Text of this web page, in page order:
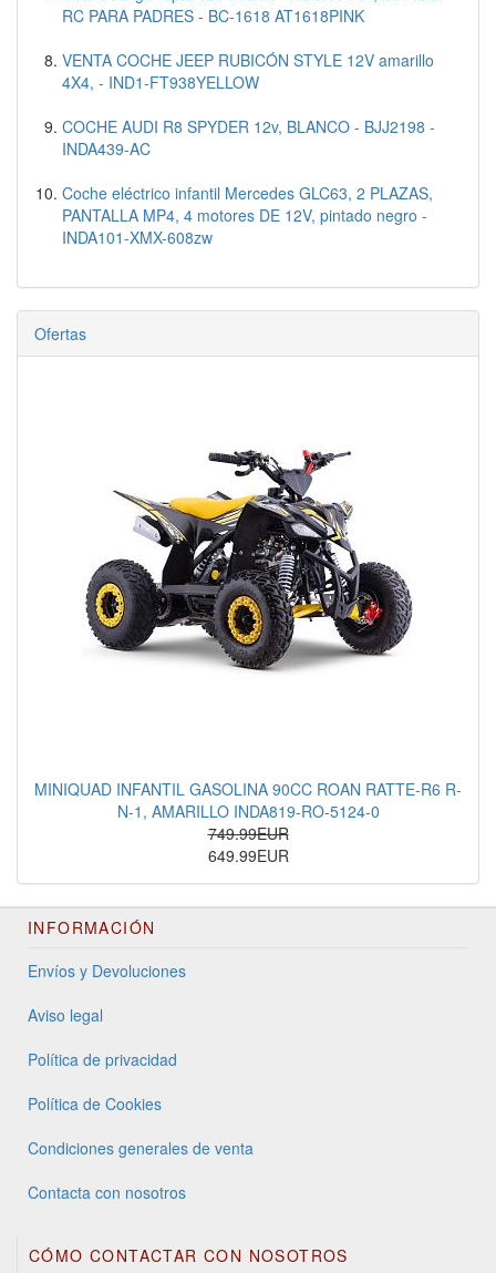
RC PARA PADRES - BC-1618 AT1618PINK
VENTA COCHE JEEP RUBICÓN STYLE 12V amarillo
4X4, - IND1-FT938YELLOW
COCHE AUDI R8 SPYDER 12v, BLANCO - BJJ2198 -
INDA439-AC
Coche eléctrico infantil Mercedes GLC63, 2 PLAZAS,
PANTALLA MP4, 4 motores DE 12V, pintado negro -
INDA101-XMX-608zw
Ofertas
MINIQUAD INFANTIL GASOLINA 90CC ROAN RATTE-R6 R-
N-1, AMARILLO INDA819-RO-5124-0
749.99EUR
649.99EUR
INFORMACIÓN
Envíos y Devoluciones
Aviso legal
Política de privacidad
Política de Cookies
Condiciones generales de venta
Contacta con nosotros
CÓMO CONTACTAR CON NOSOTROS